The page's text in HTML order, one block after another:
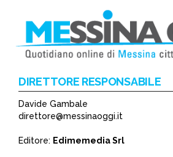
DIRETTORE RESPONSABILE
Davide Gambale
direttore@messinaoggi.it
Editore: Edimemedia Srl